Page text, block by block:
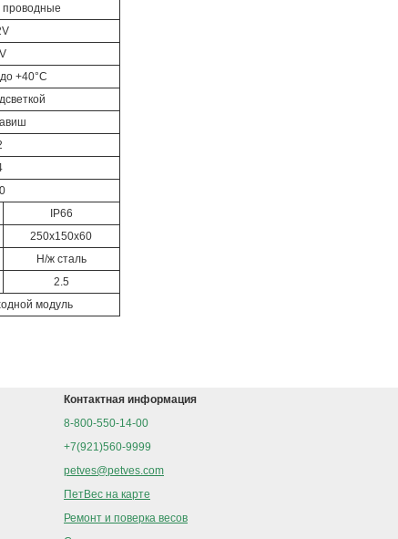
проводные
+40°C
IP66
250х150х60
Н/ж сталь
2.5
модуль
Контактная информация
8-800-550-14-00
+7(921)560-9999
petves@petves.com
ПетВес на карте
Ремонт и поверка весов